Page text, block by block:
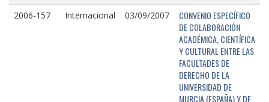
2006-157 Internacional 03/09/2007
CONVENIO ESPECÍFICO
DE COLABORACIÓN
ACADÉMICA, CIENTÍFICA
Y CULTURAL ENTRE LAS
FACULTADES DE
DERECHO DE LA
UNIVERSIDAD DE
MURCIA (ESPAÑA) Y DE